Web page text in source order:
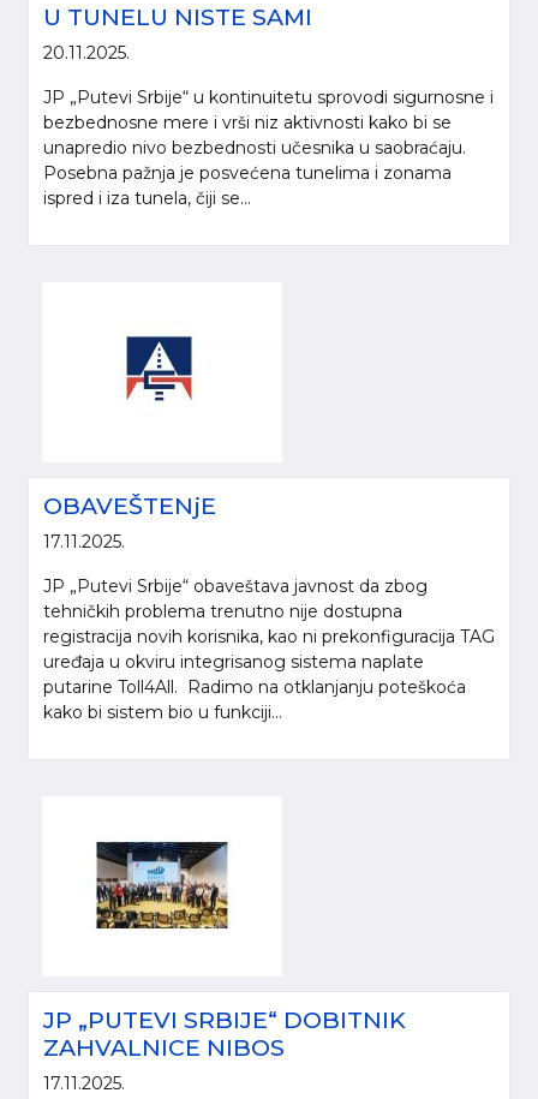
U TUNELU NISTE SAMI
20.11.2025.
JP „Putevi Srbije“ u kontinuitetu sprovodi sigurnosne i
bezbednosne mere i vrši niz aktivnosti kako bi se
unapredio nivo bezbednosti učesnika u saobraćaju.
Posebna pažnja je posvećena tunelima i zonama
ispred i iza tunela, čiji se...
OBAVEŠTENjE
17.11.2025.
JP „Putevi Srbije“ obaveštava javnost da zbog
tehničkih problema trenutno nije dostupna
registracija novih korisnika, kao ni prekonfiguracija TAG
uređaja u okviru integrisanog sistema naplate
putarine Toll4All. Radimo na otklanjanju poteškoća
kako bi sistem bio u funkciji...
JP „PUTEVI SRBIJE“ DOBITNIK
ZAHVALNICE NIBOS
17.11.2025.
Molimo da prilikom korišćenja informacija, materijala i fotografija sa internet
prezentacije „Putevi Srbije“ d.o.o., obavezno navedete izvor („Putevi Srbije“
Bulevar kralja Aleksandra 282
Poštanski fax 17, 11050 Beograd 22